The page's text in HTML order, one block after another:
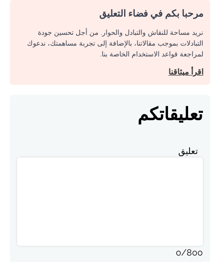
مرحبا بكم في فضاء التعليق
نريد مساحة للنقاش والتبادل والحوار. من أجل تحسين جودة
التبادلات بموجب مقالاتنا، بالإضافة إلى تجربة مساهمتك، ندعوك
لمراجعة قواعد الاستخدام الخاصة بنا.
اقرأ ميثاقنا
تعليقاتكم
تعليق
0/800